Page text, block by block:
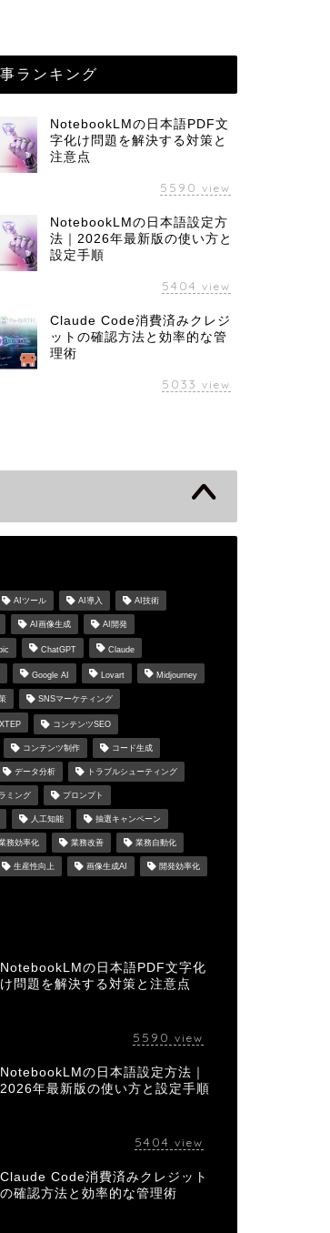
ランキング
NotebookLMの日本語PDF文
字化け問題を解決する対策と
注意点
5590 view
NotebookLMの日本語設定方
法｜2026年最新版の使い方と
設定手順
5404 view
Claude Code消費済みクレジ
ットの確認方法と効率的な管
理術
5033 view
AIツール AI導入 AI技術
AI画像生成 AI開発
ChatGPT Claude
Google AI Lovart Midjourney
SNSマーケティング
XTEP コンテンツSEO
コンテンツ制作 コード生成
データ分析 トラブルシューティング
ミング プロンプト
人工知能 抽選キャンペーン
務効率化 業務改善 業務自動化
生産性向上 画像生成AI 開発効率化
NotebookLMの日本語PDF文字化
け問題を解決する対策と注意点
5590 view
NotebookLMの日本語設定方法｜
2026年最新版の使い方と設定手順
5404 view
Claude Code消費済みクレジット
の確認方法と効率的な管理術